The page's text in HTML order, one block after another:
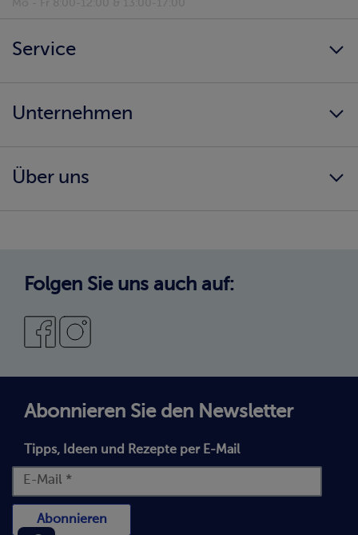
Service
bofrost* Home
Ernährungsberatung
Unternehmen
AGB
Über uns
Neukunde bei bofrost*
Folgen Sie uns auch auf:
Abonnieren Sie den Newsletter
Tipps, Ideen und Rezepte per E-Mail
Abonnieren